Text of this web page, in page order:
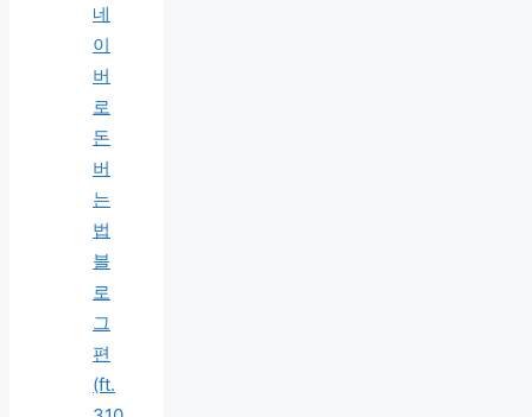
네
이
버
로
돈
버
는
법
블
로
그
편
(ft.